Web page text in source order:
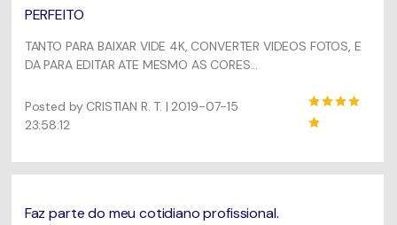
PERFEITO
TANTO PARA BAIXAR VIDE 4K, CONVERTER VIDEOS FOTOS, E
DA PARA EDITAR ATE MESMO AS CORES...
Posted by CRISTIAN R. T. | 2019-07-15
23:58:12
Faz parte do meu cotidiano profissional.